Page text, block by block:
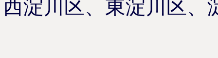
西淀川区、東淀川区、